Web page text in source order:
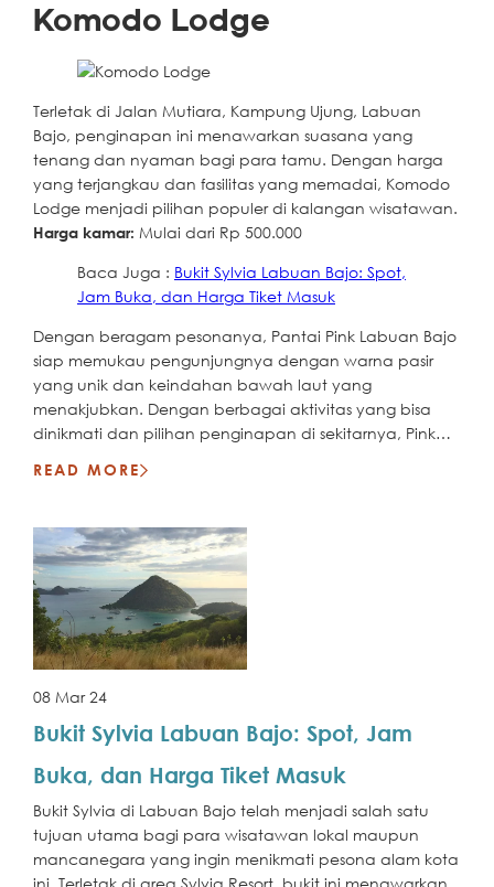
Komodo Lodge
Terletak di Jalan Mutiara, Kampung Ujung, Labuan
Bajo, penginapan ini menawarkan suasana yang
tenang dan nyaman bagi para tamu. Dengan harga
yang terjangkau dan fasilitas yang memadai, Komodo
Lodge menjadi pilihan populer di kalangan wisatawan.
Harga kamar: Mulai dari Rp 500.000
Baca Juga : Bukit Sylvia Labuan Bajo: Spot,
Jam Buka, dan Harga Tiket Masuk
Dengan beragam pesonanya, Pantai Pink Labuan Bajo
siap memukau pengunjungnya dengan warna pasir
yang unik dan keindahan bawah laut yang
menakjubkan. Dengan berbagai aktivitas yang bisa
dinikmati dan pilihan penginapan di sekitarnya, Pink
Jelajahi keindahannya segera!
READ MORE
08 Mar 24
Bukit Sylvia Labuan Bajo: Spot, Jam
Buka, dan Harga Tiket Masuk
Bukit Sylvia di Labuan Bajo telah menjadi salah satu
tujuan utama bagi para wisatawan lokal maupun
mancanegara yang ingin menikmati pesona alam kota
ini. Terletak di area Sylvia Resort, bukit ini menawarkan